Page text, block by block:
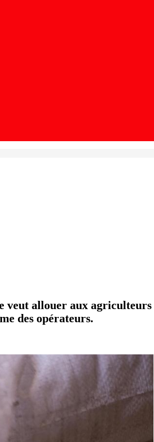
veut allouer aux
des opérateurs.